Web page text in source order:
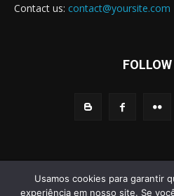
Contact us: contact@yoursite.com
© Newspaper WordPress Theme by
Usamos cookies para garantir
experiência em nosso site. Se